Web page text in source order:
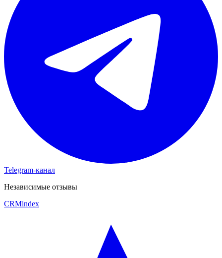
Telegram-канал
Независимые отзывы
CRMindex